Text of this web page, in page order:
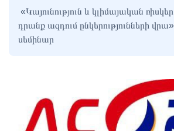
ղեկավարներին զինում է կլիմայական
կայունությունը կառավարելու
«Կայունություն և կլիմայական
դրանք ազդում ընկերությունների
սեմինար